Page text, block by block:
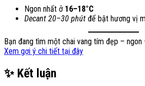
Ngon nhất ở 16–18°C
Decant 20–30 phút để bật hương vị
Bạn đang tìm một chai vang tím đẹp –
Xem gợi ý chi tiết tại đây
✨ Kết luận